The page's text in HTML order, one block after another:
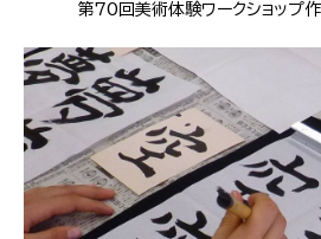
第70回美術体験ワークショップ作